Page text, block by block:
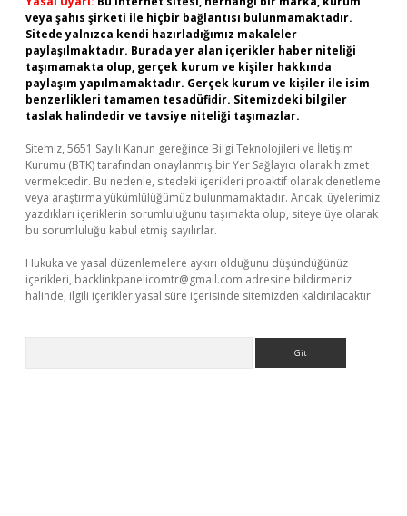
veya şahıs şirketi ile hiçbir bağlantısı bulunmamaktadır.
Sitede yalnızca kendi hazırladığımız makaleler
paylaşılmaktadır. Burada yer alan içerikler haber niteliği
taşımamakta olup, gerçek kurum ve kişiler hakkında
paylaşım yapılmamaktadır. Gerçek kurum ve kişiler ile isim
benzerlikleri tamamen tesadüfidir. Sitemizdeki bilgiler
taslak halindedir ve tavsiye niteliği taşımazlar.
Sitemiz, 5651 Sayılı Kanun gereğince Bilgi Teknolojileri ve İletişim
Kurumu (BTK) tarafından onaylanmış bir Yer Sağlayıcı olarak hizmet
vermektedir. Bu nedenle, sitedeki içerikleri proaktif olarak denetleme
veya araştırma yükümlülüğümüz bulunmamaktadır. Ancak, üyelerimiz
yazdıkları içeriklerin sorumluluğunu taşımakta olup, siteye üye olarak
bu sorumluluğu kabul etmiş sayılırlar.
Hukuka ve yasal düzenlemelere aykırı olduğunu düşündüğünüz
içerikleri, backlinkpanelicomtr@gmail.com adresine bildirmeniz
halinde, ilgili içerikler yasal süre içerisinde sitemizden kaldırılacaktır.